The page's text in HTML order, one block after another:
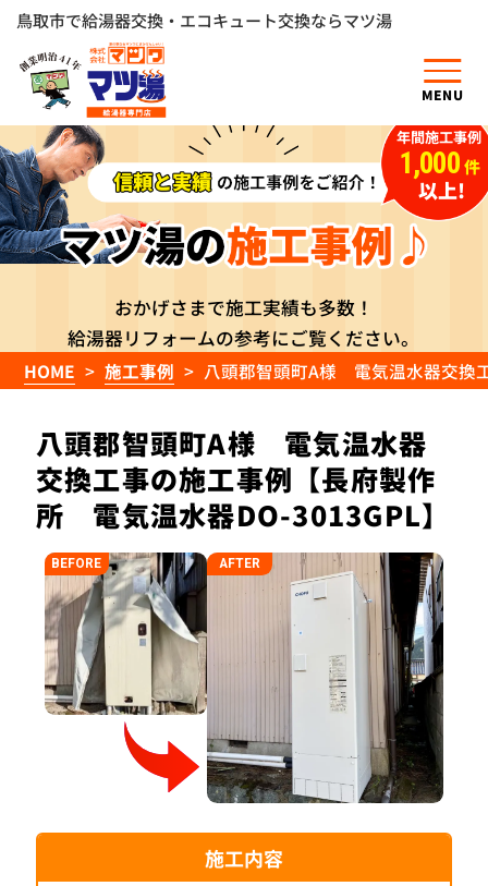
鳥取市で給湯器交換・エコキュート交換ならマツ湯
MENU
年間施工事例
1,000件
以上!
おかげさまで施工実績も多数！
給湯器リフォームの参考にご覧ください。
HOME 施工事例 八頭郡智頭町A様 電気温水器交換
八頭郡智頭町A様 電気温水器
交換工事の施工事例【長府製作
所 電気温水器DO-3013GPL】
施工内容